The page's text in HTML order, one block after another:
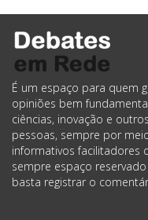
É um espaço para quem
opiniões bem
ciências, inovação e
pessoas, sempre por
informativos facilitadores
sempre espaço
basta registrar o